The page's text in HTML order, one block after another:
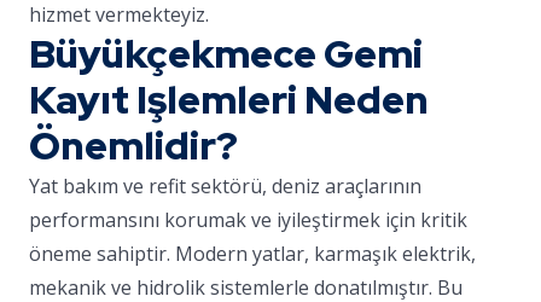
hizmet vermekteyiz.
Büyükçekmece Gemi
Kayıt Işlemleri Neden
Önemlidir?
Yat bakım ve refit sektörü, deniz araçlarının
performansını korumak ve iyileştirmek için kritik
öneme sahiptir. Modern yatlar, karmaşık elektrik,
mekanik ve hidrolik sistemlerle donatılmıştır. Bu